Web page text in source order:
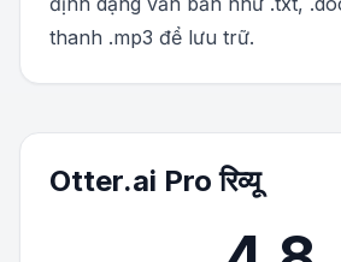
thanh .mp3 để lưu trữ.
Otter.ai Pro रिव्यू